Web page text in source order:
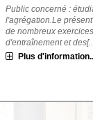
Public concerné :
l'agrégation.Le
de nombreux
d'entraînement et
Plus